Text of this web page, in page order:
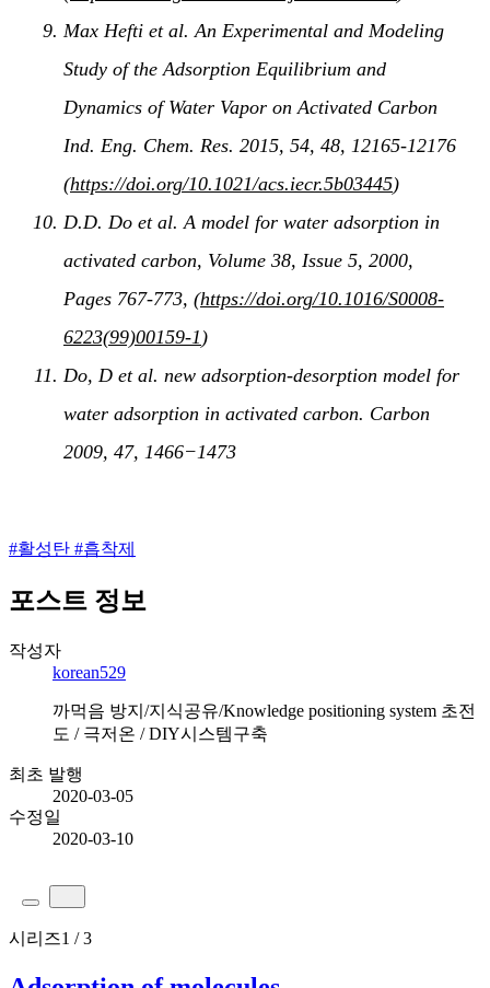
Max Hefti et al. An Experimental and Modeling
Study of the Adsorption Equilibrium and
Dynamics of Water Vapor on Activated Carbon
Ind. Eng. Chem. Res. 2015, 54, 48, 12165-12176
(https://doi.org/10.1021/acs.iecr.5b03445)
D.D. Do et al. A model for water adsorption in
activated carbon, Volume 38, Issue 5, 2000,
Pages 767-773, (https://doi.org/10.1016/S0008-
6223(99)00159-1 )
Do, D et al. new adsorption-desorption model for
water adsorption in activated carbon. Carbon
2009, 47, 1466−1473
#활성탄 #흡착제
포스트 정보
작성자
korean529
까먹음 방지/지식공유/Knowledge positioning system 초전
도 / 극저온 / DIY시스템구축
최초 발행
2020-03-05
수정일
2020-03-10
시리즈1 / 3